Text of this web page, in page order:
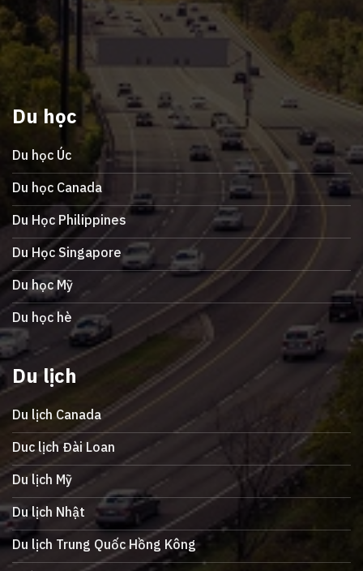
Du học
Du học Úc
Du học Canada
Du Học Philippines
Du Học Singapore
Du học Mỹ
Du học hè
Du lịch
Du lịch Canada
Duc lịch Đài Loan
Du lịch Mỹ
Du lịch Nhật
Du lịch Trung Quốc Hồng Kông